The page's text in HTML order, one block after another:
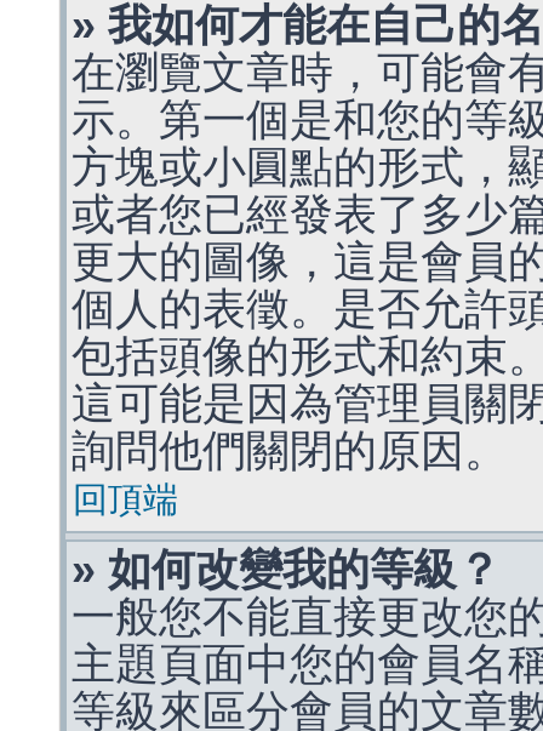
» 我如何才能在自己的
在瀏覽文章時，可能會
示。第一個是和您的等
方塊或小圓點的形式，
或者您已經發表了多少
更大的圖像，這是會員
個人的表徵。是否允許
包括頭像的形式和約束
這可能是因為管理員關
詢問他們關閉的原因。
回頂端
» 如何改變我的等級？
一般您不能直接更改您
主題頁面中您的會員名
等級來區分會員的文章